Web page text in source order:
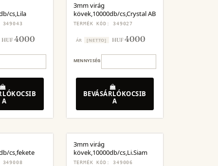
cs,Lila
349043
HUF4000
A
3mm virág
kövek,10000db/cs,Crystal AB
TERMÉK KÓD: 349027
ÁR [NETTO] HUF4000
MENNYISÉG
BEVÁSÁRLÓKOCSIB
A
cs,fekete
349008
3mm virág
kövek,10000db/cs,Li.Siam
TERMÉK KÓD: 349006